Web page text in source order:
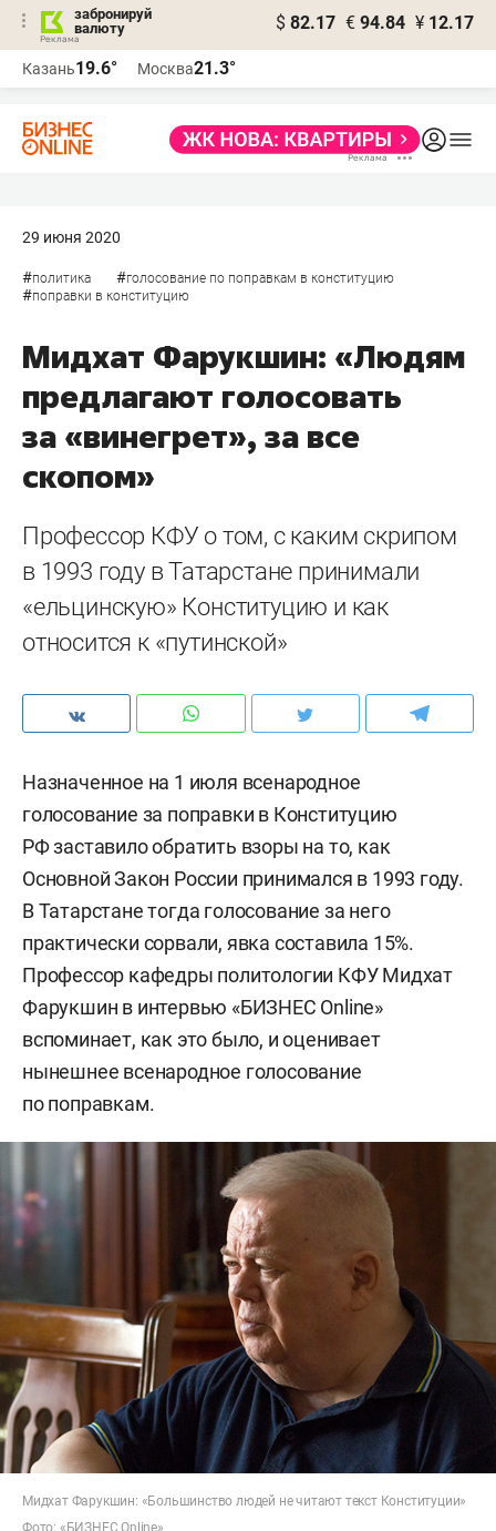
забронируй
валюту
$ 82.17 € 94.84 ¥ 12.17
Казань19.6° Москва21.3°
29 июня 2020
#политика #голосование по поправкам в конституцию
#поправки в конституцию
Мидхат Фарукшин: «Людям
предлагают голосовать
за «винегрет», за все
скопом»
Профессор КФУ о том, с каким скрипом
в 1993 году в Татарстане принимали
«ельцинскую» Конституцию и как
относится к «путинской»
Назначенное на 1 июля всенародное
голосование за поправки в Конституцию
РФ заставило обратить взоры на то, как
Основной Закон России принимался в 1993 году.
В Татарстане тогда голосование за него
практически сорвали, явка составила 15%.
Профессор кафедры политологии КФУ Мидхат
Фарукшин в интервью «БИЗНЕС Online»
вспоминает, как это было, и оценивает
нынешнее всенародное голосование
по поправкам.
Мидхат Фарукшин: «Большинство людей не читают текст Конституции»
Фото: «БИЗНЕС Online»